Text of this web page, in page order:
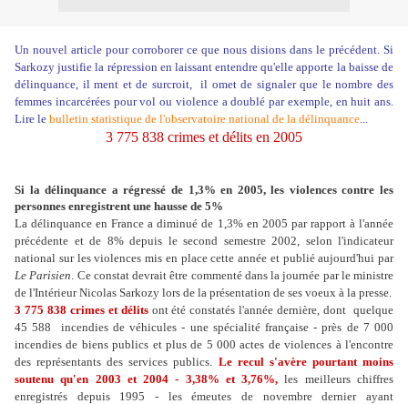
Un nouvel article pour corroborer ce que nous disions dans le précédent. Si
Sarkozy justifie la répression en laissant entendre qu'elle apporte la baisse de
délinquance, il ment et de surcroit, il omet de signaler que le nombre des
femmes incarcérées pour vol ou violence a doublé par exemple, en huit ans.
Lire le bulletin statistique de l'observatoire national de la délinquance...
3 775 838 crimes et délits en 2005
Si la délinquance a régressé de 1,3% en 2005, les violences contre les
personnes enregistrent une hausse de 5%
La délinquance en France a diminué de 1,3% en 2005 par rapport à l'année
précédente et de 8% depuis le second semestre 2002, selon l'indicateur
national sur les violences mis en place cette année et publié aujourd'hui par
Le Parisien. Ce constat devrait être commenté dans la journée par le ministre
de l'Intérieur Nicolas Sarkozy lors de la présentation de ses voeux à la presse.
3 775 838 crimes et délitsont été constatés l'année dernière, dont quelque
45 588 incendies de véhicules - une spécialité française - près de 7 000
incendies de biens publics et plus de 5 000 actes de violences à l'encontre
des représentants des services publics. Le recul s'avère pourtant moins
soutenu qu'en 2003 et 2004 - 3,38% et 3,76%, les meilleurs chiffres
enregistrés depuis 1995 - les émeutes de novembre dernier ayant